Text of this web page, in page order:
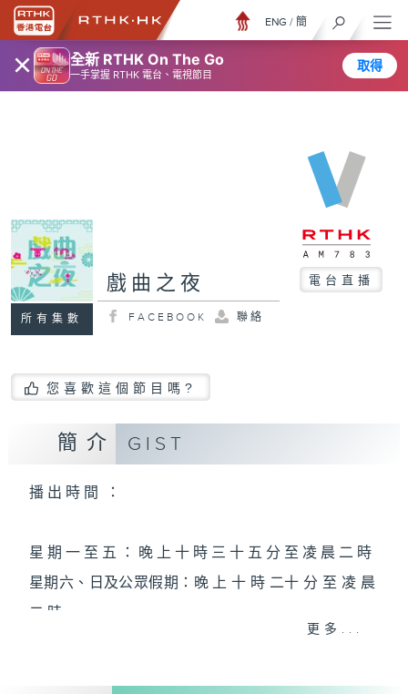
× 全新 RTHK On The Go
一手掌握 RTHK 電台、電視節目
取得
ENG / 簡
所有集數
戲曲之夜 電台直播
FACEBOOK 聯絡
您喜歡這個節目嗎?
簡介 GIST
播 出 時 間 ：
星 期 一 至 五 ： 晚 上 十 時 三 十 五 分 至 凌 晨 二 時
星期六、日及公眾假期：晚 上 十 時 二十 分 至 凌 晨
二 時
更多...